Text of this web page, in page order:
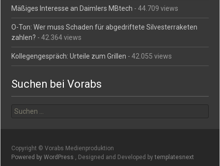
Mäßiges Interesse an Daimlers MBtech - 44.709 views
O-Ton: Wer muss Schaden für abgedriftete Silvesterraketen
zahlen? - 42.364 views
Kollegengespräch: Urteile zum Grillen - 42.055 views
Suchen bei Vorabs
nach:
Copyright © Vorabs Medienproduktion
Powered by WordPress
, Designed and Developed bytemplatesnext